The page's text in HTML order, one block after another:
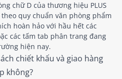
chữ D của thương hiệu PLUS
quy chuẩn văn phòng phẩm
hoàn hảo với hầu hết các
các tấm tab phân trang đang
hiện nay.
chiết khấu và giao hàng
không?